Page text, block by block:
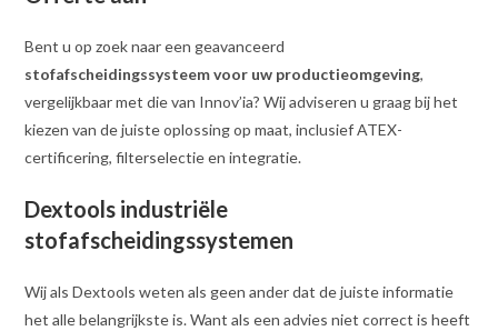
Bent u op zoek naar een geavanceerd
stofafscheidingssysteem voor uw productieomgeving,
vergelijkbaar met die van Innov’ia? Wij adviseren u graag bij het
kiezen van de juiste oplossing op maat, inclusief ATEX-
certificering, filterselectie en integratie.
Dextools industriële
stofafscheidingssystemen
Wij als Dextools weten als geen ander dat de juiste informatie
het alle belangrijkste is. Want als een advies niet correct is heeft